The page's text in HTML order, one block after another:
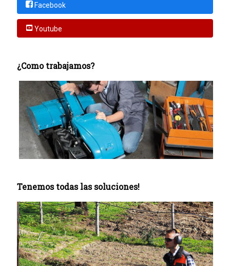
Facebook
Youtube
¿Como trabajamos?
Tenemos todas las soluciones!